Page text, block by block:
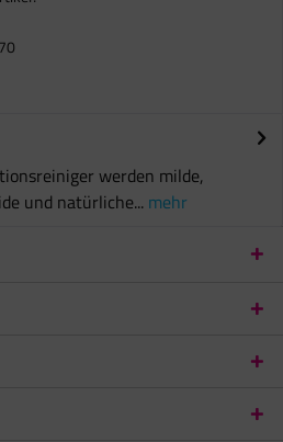
werden milde,
und natürliche... mehr